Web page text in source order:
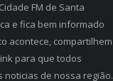
FM de Santa
e fica bem informado
acontece, compartilhem
para que todos
de nossa região.